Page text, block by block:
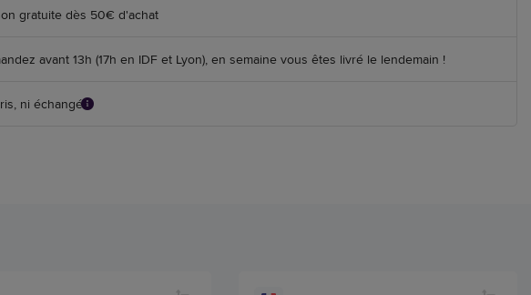
gratuite dès 50€ d'achat
avant 13h (17h en IDF et Lyon), en semaine vous êtes livré le lendemain !
ni échangé